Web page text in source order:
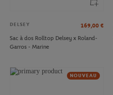
DELSEY 169,00 €
Sac à dos Rolltop Delsey x Roland-
Garros - Marine
NOUVEAU